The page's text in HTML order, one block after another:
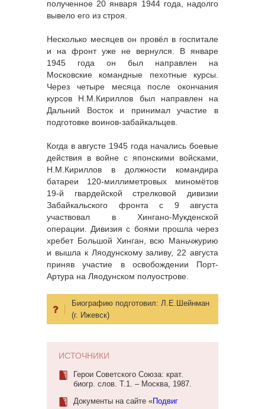
полученное 20 января 1944 года, надолго
вывело его из строя.
Несколько месяцев он провёл в госпитале
и на фронт уже не вернулся. В январе
1945 года он был направлен на
Московские командные пехотные курсы.
Через четыре месяца после окончания
курсов Н.М.Кириллов был направлен на
Дальний Восток и принимал участие в
подготовке воинов-забайкальцев.
Когда в августе 1945 года начались боевые
действия в войне с японскими войсками,
Н.М.Кириллов в должности командира
батареи 120-миллиметровых миномётов
19-й гвардейской стрелковой дивизии
Забайкальского фронта с 9 августа
участвовал в Хингано-Мукденской
операции. Дивизия с боями прошла через
хребет Большой Хинган, всю Маньчжурию
и вышла к Ляодунскому заливу, 22 августа
приняв участие в освобождении Порт-
Артура на Ляодунском полуострове.
Биографию подготовил: Л.Е.Шейнман
(г. Ижевск)
ИСТОЧНИКИ
Герои Советского Союза: крат.
биогр. слов. Т.1. – Москва, 1987.
Документы на сайте «Подвиг